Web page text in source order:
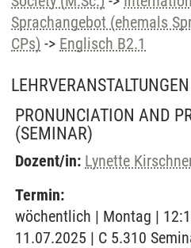
Sprachangebot (ehemals
CPs) -> Englisch B2.1
LEHRVERANSTALTUNGEN
PRONUNCIATION AND
(SEMINAR)
Dozent/in: Lynette
Termin:
wöchentlich | Montag |
11.07.2025 | C 5.310